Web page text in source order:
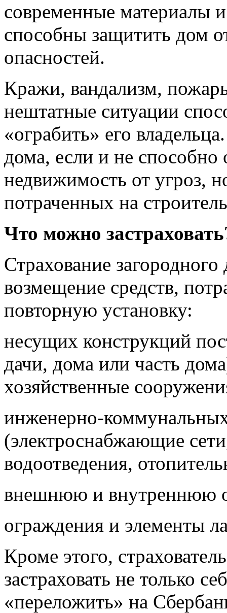
современные материалы
способны защитить дом
опасностей.
Кражи, вандализм,
нештатные ситуации
«ограбить» его
дома, если и не способно
недвижимость от угроз,
потраченных на
Что можно
Страхование
возмещение средств,
повторную установку:
несущих конструкций
дачи, дома или часть
хозяйственные
инженерно-
(электроснабжающие
водоотведения,
внешнюю и внутреннюю
ограждения и элементы
Кроме этого,
застраховать не только
«переложить» на